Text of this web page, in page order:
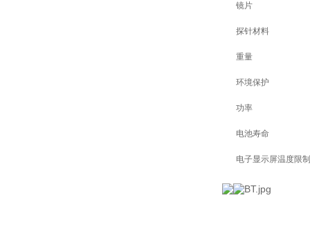
镜片
探针材料
重量
环境保护
功率
电池寿命
电子显示屏温度限制